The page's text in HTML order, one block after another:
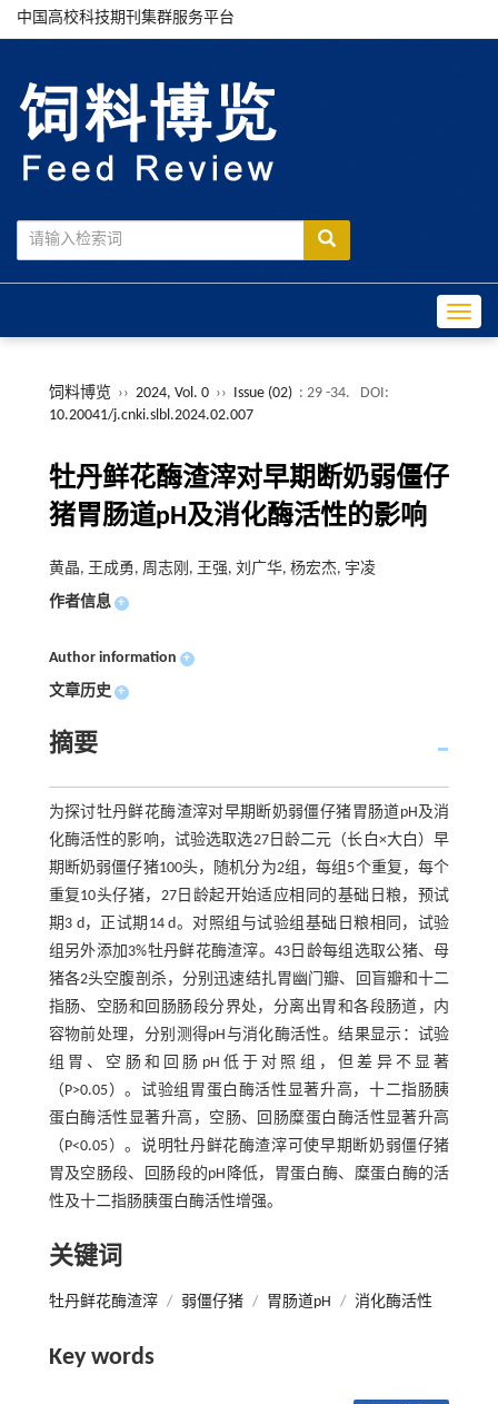
中国高校科技期刊集群服务平台
饲料博览 ›› 2024, Vol. 0 ›› Issue (02) : 29 -34.
DOI:
10.20041/j.cnki.slbl.2024.02.007
牡丹鲜花酶渣滓对早期断奶弱僵仔
猪胃肠道pH及消化酶活性的影响
黄晶, 王成勇, 周志刚, 王强, 刘广华, 杨宏杰, 宇凌
作者信息 +
Author information +
文章历史 +
摘要
为探讨牡丹鲜花酶渣滓对早期断奶弱僵仔猪胃肠道pH及消
化酶活性的影响，试验选取选27日龄二元（长白×大白）早
期断奶弱僵仔猪100头，随机分为2组，每组5个重复，每个
重复10头仔猪，27日龄起开始适应相同的基础日粮，预试
期3 d，正试期14 d。对照组与试验组基础日粮相同，试验
组另外添加3%牡丹鲜花酶渣滓。43日龄每组选取公猪、母
猪各2头空腹剖杀，分别迅速结扎胃幽门瓣、回盲瓣和十二
指肠、空肠和回肠肠段分界处，分离出胃和各段肠道，内
容物前处理，分别测得pH与消化酶活性。结果显示：试验
组胃、空肠和回肠pH低于对照组，但差异不显著
（P>0.05）。试验组胃蛋白酶活性显著升高，十二指肠胰
蛋白酶活性显著升高，空肠、回肠糜蛋白酶活性显著升高
（P<0.05）。说明牡丹鲜花酶渣滓可使早期断奶弱僵仔猪
胃及空肠段、回肠段的pH降低，胃蛋白酶、糜蛋白酶的活
性及十二指肠胰蛋白酶活性增强。
关键词
牡丹鲜花酶渣滓 / 弱僵仔猪 / 胃肠道pH / 消化酶活性
Key words